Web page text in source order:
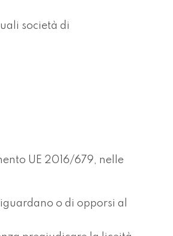
società di
UE 2016/679, nelle
o di opporsi al